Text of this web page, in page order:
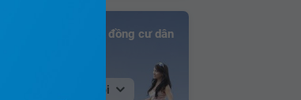
Bảng xếp hạng Cộng đồng cư dân
Tại Hà Nội